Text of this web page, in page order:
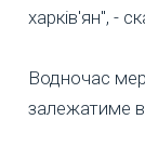
харків'ян", -
Водночас мер
залежатиме